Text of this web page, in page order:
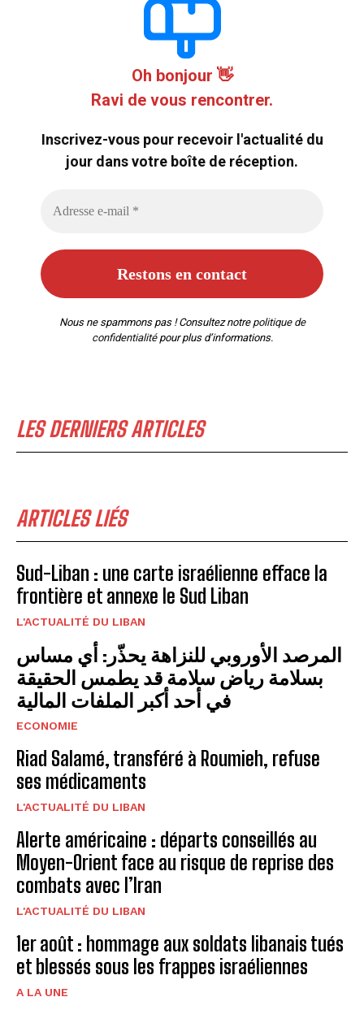
Oh bonjour 👋
Ravi de vous rencontrer.
Inscrivez-vous pour recevoir l'actualité du
jour dans votre boîte de réception.
Nous ne spammons pas ! Consultez notre politique de
confidentialitépour plus d’informations.
LES DERNIERS ARTICLES
ARTICLES LIÉS
Sud-Liban : une carte israélienne efface la
frontière et annexe le Sud Liban
L'ACTUALITÉ DU LIBAN
المرصد الأوروبي للنزاهة يحذّر: أي مساس
بسلامة رياض سلامة قد يطمس الحقيقة
في أحد أكبر الملفات المالية
ECONOMIE
Riad Salamé, transféré à Roumieh, refuse
ses médicaments
L'ACTUALITÉ DU LIBAN
Alerte américaine : départs conseillés au
Moyen-Orient face au risque de reprise des
combats avec l’Iran
L'ACTUALITÉ DU LIBAN
1er août : hommage aux soldats libanais tués
et blessés sous les frappes israéliennes
A LA UNE